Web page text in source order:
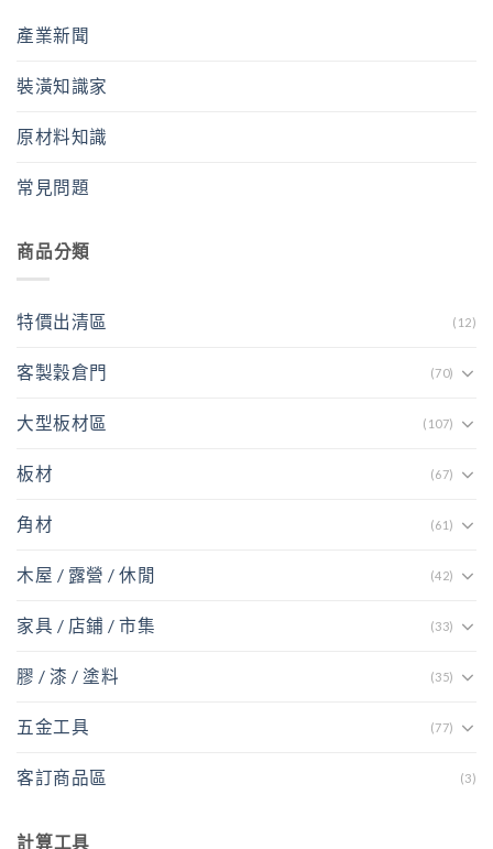
產業新聞
裝潢知識家
原材料知識
常見問題
商品分類
特價出清區 (12)
客製穀倉門 (70)
大型板材區 (107)
板材 (67)
角材 (61)
木屋 / 露營 / 休閒 (42)
家具 / 店鋪 / 市集 (33)
膠 / 漆 / 塗料 (35)
五金工具 (77)
客訂商品區 (3)
計算工具